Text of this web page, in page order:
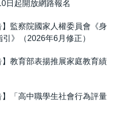
日起開放網路報名
】監察院國家人權委員會《身
》（2026年6月修正）
】教育部表揚推展家庭教育績
】「高中職學生社會行為評量